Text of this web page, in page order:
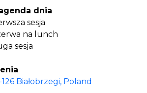
dnia
sesja
na lunch
sesja
Białobrzegi, Poland